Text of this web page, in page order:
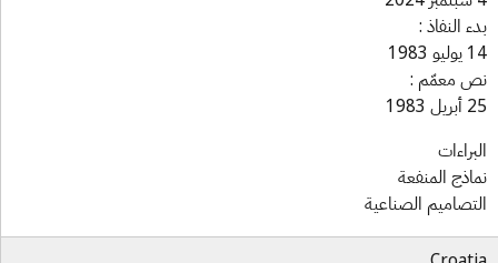
النفاذ :
معمّم :
المنفعة
الصناعية